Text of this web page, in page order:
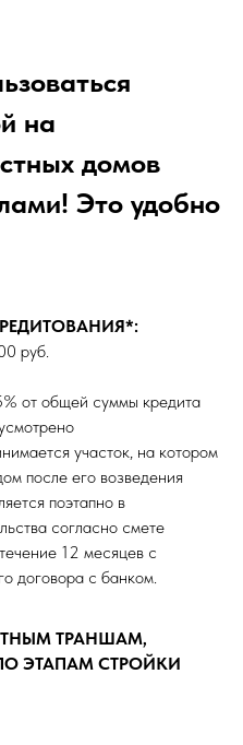
на
домов
Это удобно
руб.
от общей суммы кредита
участок, на котором
после его возведения
поэтапно в
согласно смете
12 месяцев с
договора с банком.
ТРАНШАМ,
ЭТАПАМ СТРОЙКИ